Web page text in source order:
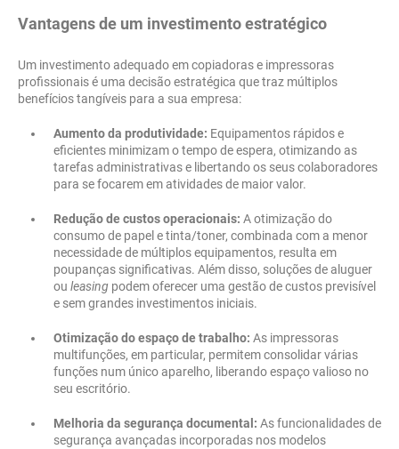
Vantagens de um investimento estratégico
Um investimento adequado em copiadoras e impressoras
profissionais é uma decisão estratégica que traz múltiplos
benefícios tangíveis para a sua empresa:
Aumento da produtividade: Equipamentos rápidos e
eficientes minimizam o tempo de espera, otimizando as
tarefas administrativas e libertando os seus colaboradores
para se focarem em atividades de maior valor.
Redução de custos operacionais: A otimização do
consumo de papel e tinta/toner, combinada com a menor
necessidade de múltiplos equipamentos, resulta em
poupanças significativas. Além disso, soluções de aluguer
ou leasing podem oferecer uma gestão de custos previsível
e sem grandes investimentos iniciais.
Otimização do espaço de trabalho: As impressoras
multifunções, em particular, permitem consolidar várias
funções num único aparelho, liberando espaço valioso no
seu escritório.
Melhoria da segurança documental: As funcionalidades de
segurança avançadas incorporadas nos modelos